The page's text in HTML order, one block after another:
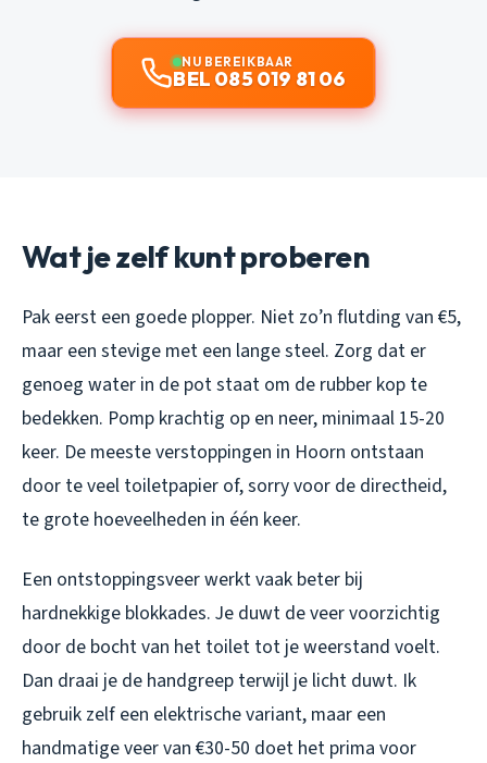
NU BEREIKBAAR
BEL 085 019 81 06
Wat je zelf kunt proberen
Pak eerst een goede plopper. Niet zo’n flutding van €5,
maar een stevige met een lange steel. Zorg dat er
genoeg water in de pot staat om de rubber kop te
bedekken. Pomp krachtig op en neer, minimaal 15-20
keer. De meeste verstoppingen in Hoorn ontstaan
door te veel toiletpapier of, sorry voor de directheid,
te grote hoeveelheden in één keer.
Een ontstoppingsveer werkt vaak beter bij
hardnekkige blokkades. Je duwt de veer voorzichtig
door de bocht van het toilet tot je weerstand voelt.
Dan draai je de handgreep terwijl je licht duwt. Ik
gebruik zelf een elektrische variant, maar een
handmatige veer van €30-50 doet het prima voor